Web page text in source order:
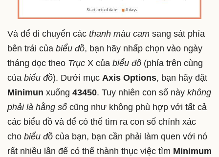
Và để di chuyển các thanh màu cam sang sát phía
bên trái của biểu đồ, bạn hãy nhấp chọn vào ngày
tháng dọc theo Trục X của biểu đồ (phía trên cùng
của biểu đồ). Dưới mục Axis Options, bạn hãy đặt
Minimun xuống 43450. Tuy nhiên con số này không
phải là hằng số cũng như không phù hợp với tất cả
các biểu đồ và để có thể tìm ra con số chính xác
cho biểu đồ của bạn, bạn cần phải làm quen với nó
rất nhiều lần để có thể thành thục việc tìm Minimum